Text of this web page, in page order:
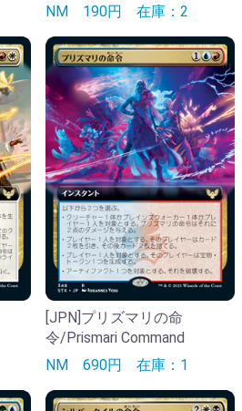
NM 190円 在庫：2
[JPN]プリズマリの命
令/Prismari Command
NM 690円 在庫：1